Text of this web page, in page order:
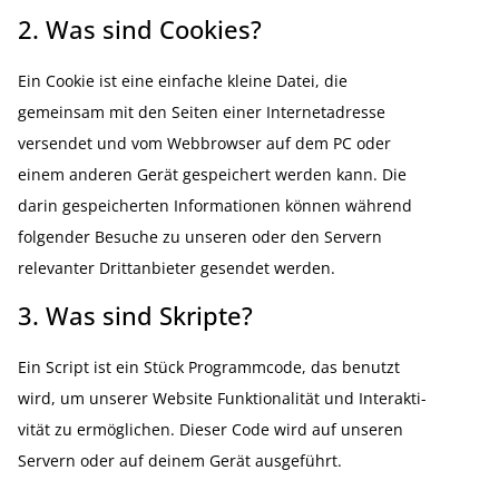
2. Was sind Cookies?
Ein Cookie ist eine einfache kleine Datei, die
gemeinsam mit den Seiten einer Inter­net­adresse
versendet und vom Webbrowser auf dem PC oder
einem anderen Gerät gespei­chert werden kann. Die
darin gespei­cherten Infor­ma­tionen können während
folgender Besuche zu unseren oder den Servern
relevanter Dritt­an­bieter gesendet werden.
3. Was sind Skripte?
Ein Script ist ein Stück Programmcode, das benutzt
wird, um unserer Website Funktio­na­lität und Inter­ak­ti­
vität zu ermög­lichen. Dieser Code wird auf unseren
Servern oder auf deinem Gerät ausge­führt.